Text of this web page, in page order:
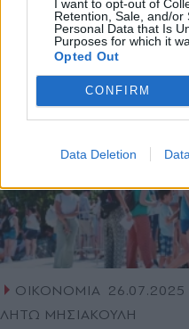
I want to opt-out of
Retention, Sale, and/or
Personal Data that Is
Purposes for which it
Opted Out
CONFIRM
Data Deletion
ΟΙΚΟΝΟΜΙΑ
26.07.2025
ΛΗΤΩ ΜΗΣΙΑΚΟΥΛΗ